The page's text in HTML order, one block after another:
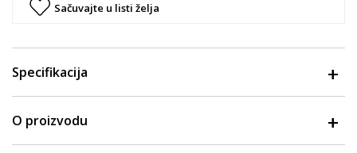
Sačuvajte u listi želja
Specifikacija
O proizvodu